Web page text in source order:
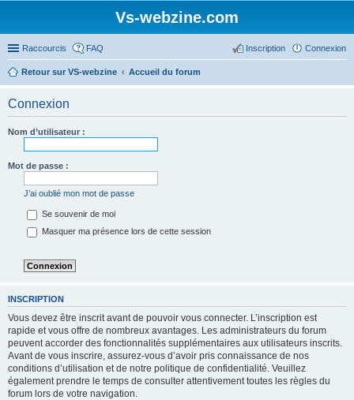
Vs-webzine.com
Raccourcis FAQ Connexion
Inscription
Retour sur VS-webzine Accueil du forum
Connexion
Nom d’utilisateur :
Mot de passe :
J’ai oublié mon mot de passe
Se souvenir de moi
Masquer ma présence lors de cette session
INSCRIPTION
Vous devez être inscrit avant de pouvoir vous connecter. L’inscription est
rapide et vous offre de nombreux avantages. Les administrateurs du forum
peuvent accorder des fonctionnalités supplémentaires aux utilisateurs inscrits.
Avant de vous inscrire, assurez-vous d’avoir pris connaissance de nos
conditions d’utilisation et de notre politique de confidentialité. Veuillez
également prendre le temps de consulter attentivement toutes les règles du
forum lors de votre navigation.